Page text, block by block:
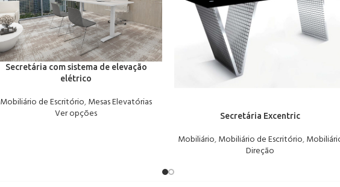
Secretária com sistema de elevação
elétrico
Mobiliário de Escritório,Mesas Elevatórias
Ver opções
Secretária Excentric
Mobiliário,Mobiliário de Escritório,
Direção